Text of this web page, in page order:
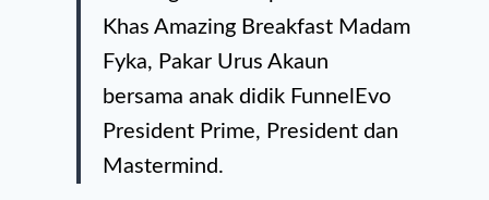
Khas Amazing Breakfast Madam
Fyka, Pakar Urus Akaun
bersama anak didik FunnelEvo
President Prime, President dan
Mastermind.